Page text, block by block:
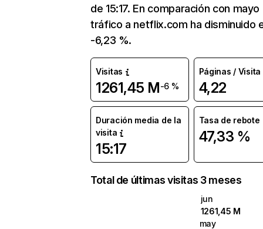
de 15:17. En comparación con mayo
tráfico a netflix.com ha disminuido
-6,23 %.
Visitas
1261,45 M-6 %
Páginas / Visita
4,22
Duración media de la
visita
15:17
Tasa de rebote
47,33 %
Total de últimas visitas 3 meses
jun
1261,45 M
may